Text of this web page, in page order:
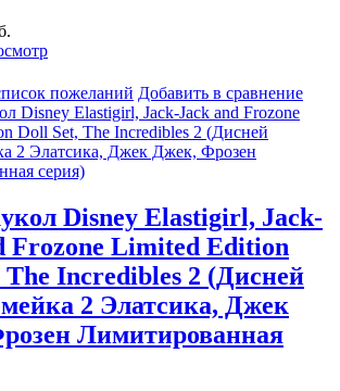
пожеланий Добавить в сравнение
Disney Elastigirl, Jack-
Frozone Limited Edition
The Incredibles 2 (Дисней
2 Элатсика, Джек
Лимитированная